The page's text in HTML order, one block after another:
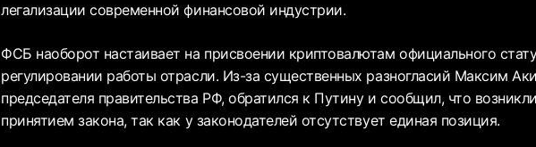
легализации современной финансовой индустрии.
ФСБ наоборот настаивает на присвоении криптовалютам официального
регулировании работы отрасли. Из-за существенных разногласий Максим
председателя правительства РФ, обратился к Путину и сообщил, что
принятием закона, так как у законодателей отсутствует единая позиция.